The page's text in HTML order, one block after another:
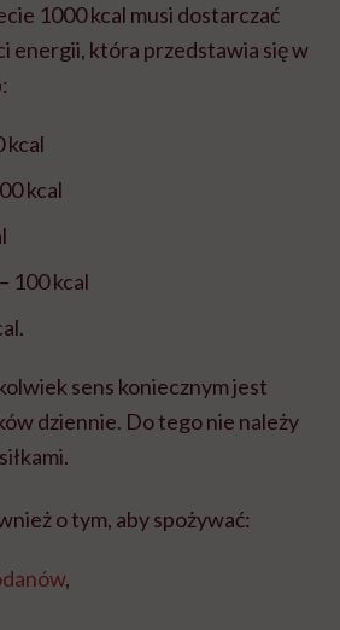
1000 kcal musi dostarczać
energii, która przedstawia się w
kcal
kcal
100 kcal
sens koniecznym jest
dziennie. Do tego nie należy
o tym, aby spożywać:
,